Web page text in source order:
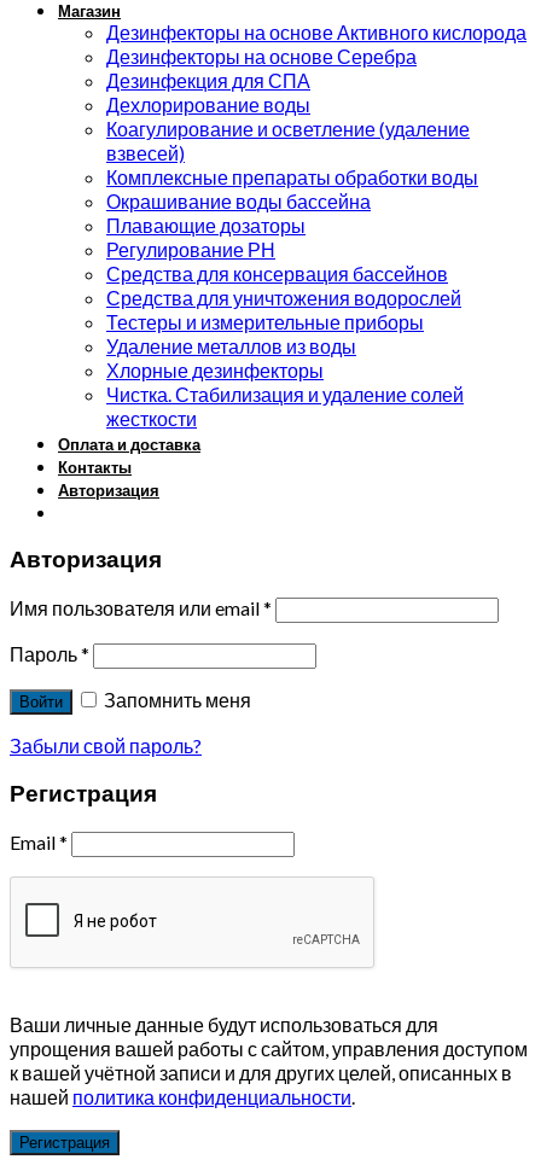
Магазин
Дезинфекторы на основе Активного кислорода
Дезинфекторы на основе Серебра
Дезинфекция для СПА
Дехлорирование воды
Коагулирование и осветление (удаление
взвесей)
Комплексные препараты обработки воды
Окрашивание воды бассейна
Плавающие дозаторы
Регулирование РН
Средства для консервация бассейнов
Средства для уничтожения водорослей
Тестеры и измерительные приборы
Удаление металлов из воды
Хлорные дезинфекторы
Чистка. Стабилизация и удаление солей
жесткости
Оплата и доставка
Контакты
Авторизация
Авторизация
Имя пользователя или email*
Пароль*
Войти
Запомнить меня
Забыли свой пароль?
Регистрация
Email*
Ваши личные данные будут использоваться для
упрощения вашей работы с сайтом, управления доступом
к вашей учётной записи и для других целей, описанных в
нашей политика конфиденциальности.
Регистрация